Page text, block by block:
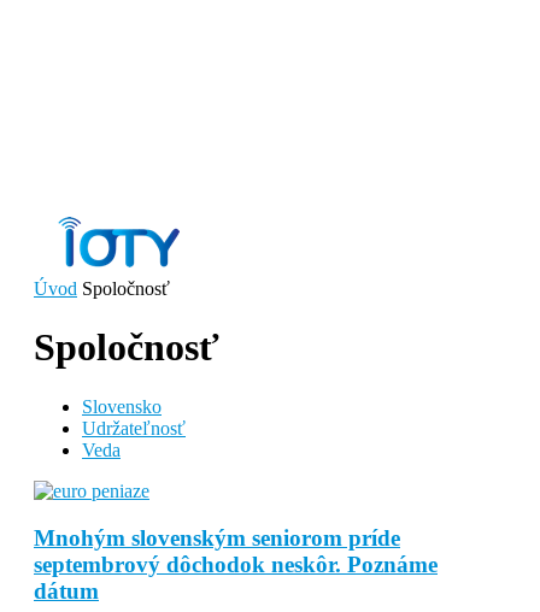
Úvod Spoločnosť
Spoločnosť
Slovensko
Udržateľnosť
Veda
Mnohým slovenským seniorom príde
septembrový dôchodok neskôr. Poznáme
dátum